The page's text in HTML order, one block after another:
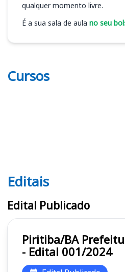
qualquer momento livre.
É a sua sala de aula no seu
Cursos
Editais
Editais
Edital Publicado
Piritiba/BA Prefeitura Municipal
- Edital 001/2024